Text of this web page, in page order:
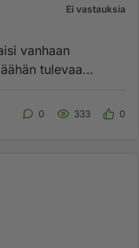
Ei vastauksia
vanhaan
tulevaa
0 333 0